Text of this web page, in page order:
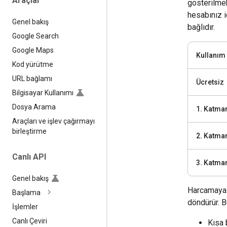
Genel bakış
Google Search
Google Maps
Kod yürütme
URL bağlamı
Bilgisayar Kullanımı
Dosya Arama
Araçları ve işlev çağırmayı
birleştirme
Canlı API
Genel bakış
Başlama
İşlemler
Canlı Çeviri
bağlıdır.
Ücretsiz
1.
2.
3.
Harcamaya
döndürür.